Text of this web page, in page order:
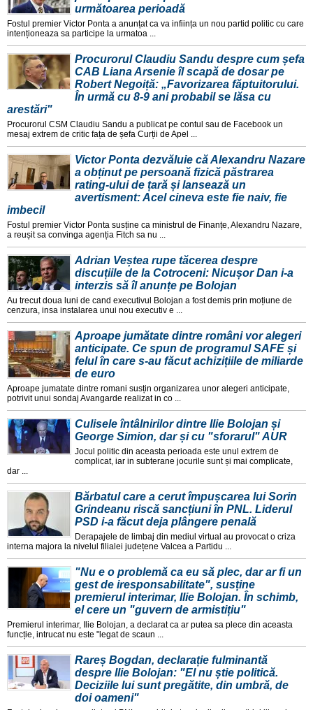
următoarea perioadă
Fostul premier Victor Ponta a anunțat ca va inființa un nou partid politic cu care
intenționeaza sa participe la urmatoa ...
Procurorul Claudiu Sandu despre cum șefa
CAB Liana Arsenie îl scapă de dosar pe
Robert Negoiță: „Favorizarea făptuitorului.
În urmă cu 8-9 ani probabil se lăsa cu
arestări"
Procurorul CSM Claudiu Sandu a publicat pe contul sau de Facebook un
mesaj extrem de critic fața de șefa Curții de Apel ...
Victor Ponta dezvăluie că Alexandru Nazare
a obținut pe persoană fizică păstrarea
rating-ului de țară și lansează un
avertisment: Acel cineva este fie naiv, fie
imbecil
Fostul premier Victor Ponta susține ca ministrul de Finanțe, Alexandru Nazare,
a reușit sa convinga agenția Fitch sa nu ...
Adrian Veștea rupe tăcerea despre
discuțiile de la Cotroceni: Nicușor Dan i-a
interzis să îl anunțe pe Bolojan
Au trecut doua luni de cand executivul Bolojan a fost demis prin moțiune de
cenzura, insa instalarea unui nou executiv e ...
Aproape jumătate dintre români vor alegeri
anticipate. Ce spun de programul SAFE și
felul în care s-au făcut achizițiile de miliarde
de euro
Aproape jumatate dintre romani susțin organizarea unor alegeri anticipate,
potrivit unui sondaj Avangarde realizat in co ...
Culisele întâlnirilor dintre Ilie Bolojan și
George Simion, dar și cu "sforarul" AUR
Jocul politic din aceasta perioada este unul extrem de
complicat, iar in subterane jocurile sunt și mai complicate,
dar ...
Bărbatul care a cerut împușcarea lui Sorin
Grindeanu riscă sancțiuni în PNL. Liderul
PSD i-a făcut deja plângere penală
Derapajele de limbaj din mediul virtual au provocat o criza
interna majora la nivelul filialei județene Valcea a Partidu ...
"Nu e o problemă ca eu să plec, dar ar fi un
gest de iresponsabilitate", susține
premierul interimar, Ilie Bolojan. În schimb,
el cere un "guvern de armistițiu"
Premierul interimar, Ilie Bolojan, a declarat ca ar putea sa plece din aceasta
funcție, intrucat nu este "legat de scaun ...
Rareș Bogdan, declarație fulminantă
despre Ilie Bolojan: "El nu știe politică.
Deciziile lui sunt pregătite, din umbră, de
doi oameni"